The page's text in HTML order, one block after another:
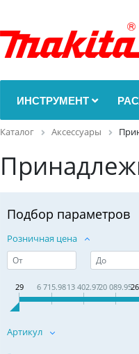
ИНСТРУМЕНТ
Каталог Аксессуары
Подбор параметров
Розничная цена
29 6 715.9813 402.9720 089.95
Артикул